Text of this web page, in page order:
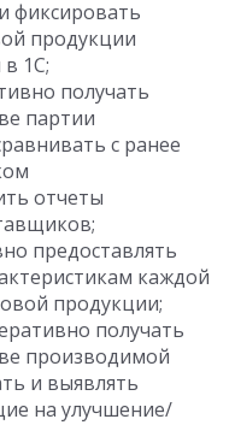
фиксировать
продукции
1С;
получать
партии
с ранее
отчеты
предоставлять
каждой
продукции;
получать
производимой
и выявлять
на улучшение/